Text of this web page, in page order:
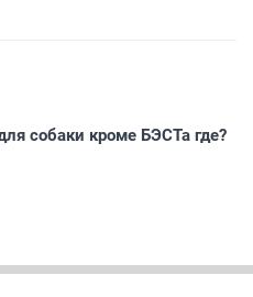
собаки кроме БЭСТа где?